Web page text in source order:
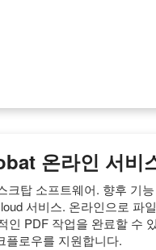
온라인 서비
크탑 소프트웨어. 향후 기
서비스. 온라인으로 파
인 PDF 작업을 완료할 수
플로우를 지원합니다.